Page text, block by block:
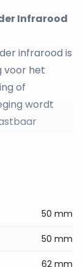
Infrarood
infrarood is
voor het
of
wordt
toiletten en
Met
Ø40 mmis
voor een
50 mm
50 mm
62 mm